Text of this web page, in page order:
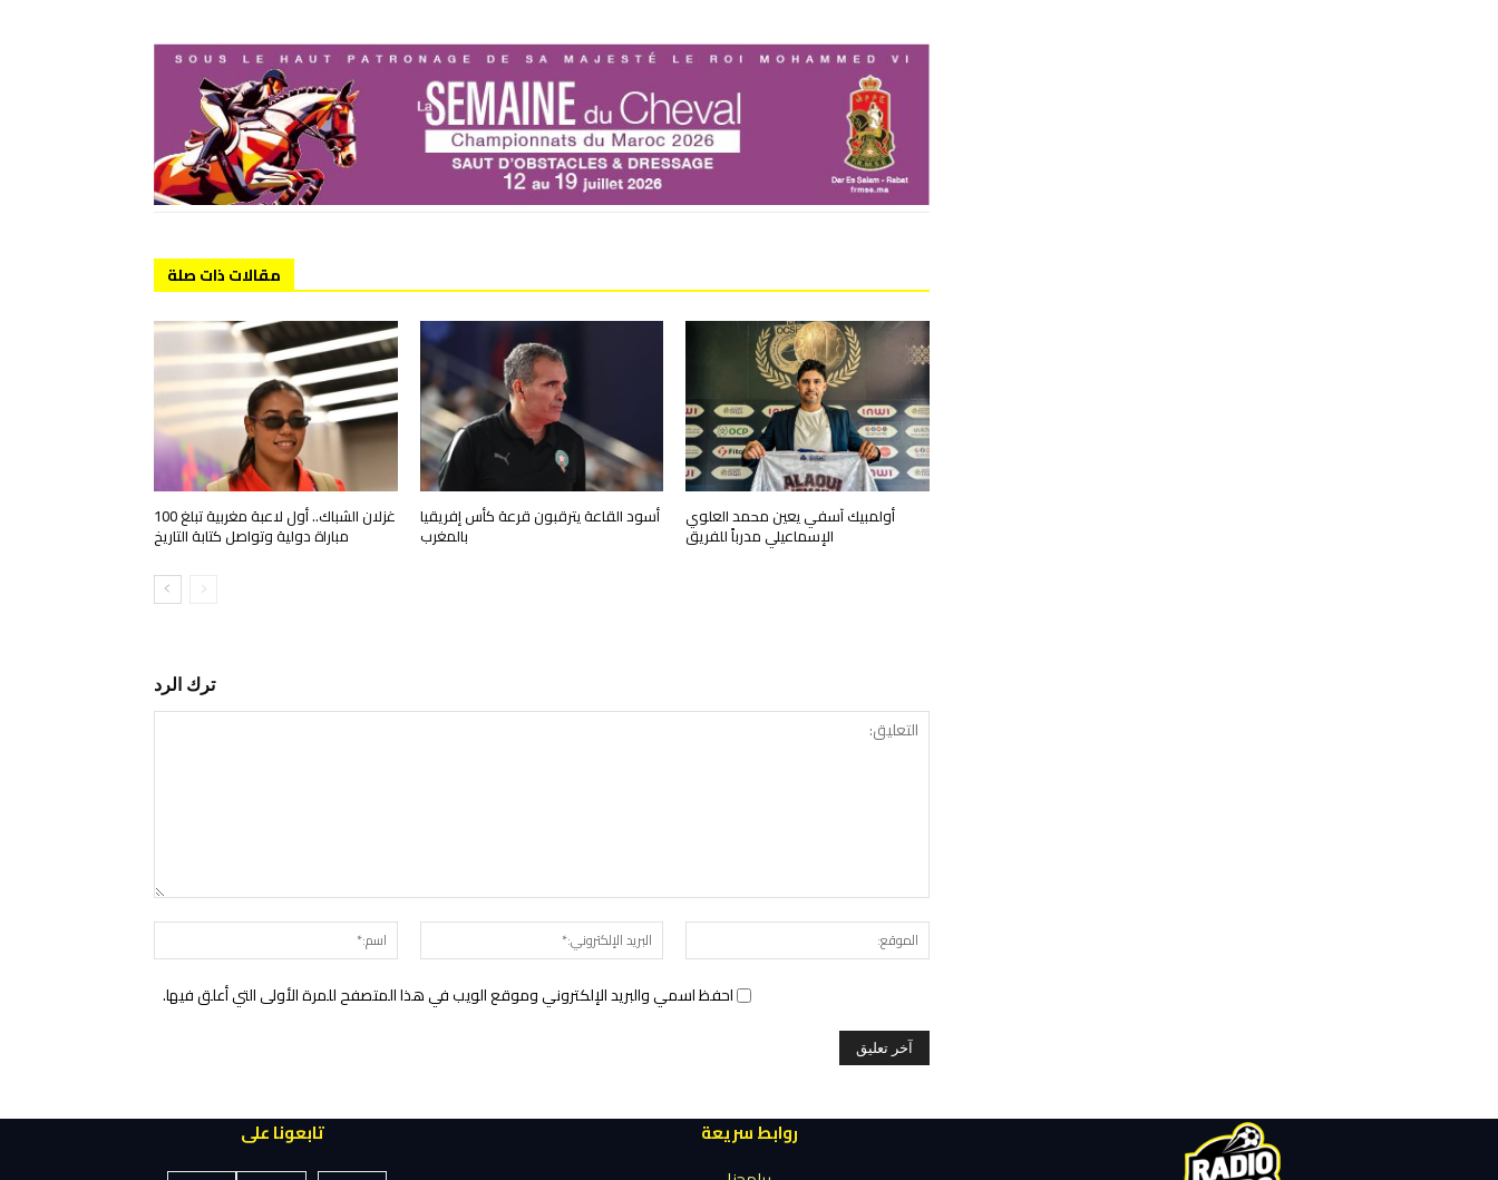
مقالات ذات صلة
أولمبيك آسفي يعين محمد العلوي
الإسماعيلي مدرباً للفريق
أسود القاعة يترقبون قرعة كأس إفريقيا
بالمغرب
غزلان الشباك.. أول لاعبة مغربية تبلغ 100
مباراة دولية وتواصل كتابة التاريخ
ترك الرد
التعليق:
اسم:*
البريد
الإلكتروني:*
الموقع:
احفظ اسمي والبريد الإلكتروني وموقع الويب في هذا المتصفح للمرة الأولى التي أعلق فيها.
تابعونا على
روابط سريعة